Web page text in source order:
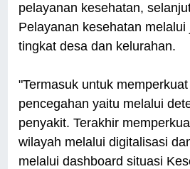
pelayanan kesehatan,
Pelayanan kesehatan
tingkat desa dan kelurahan.
"Termasuk untuk
pencegahan yaitu melalui
penyakit. Terakhir
wilayah melalui digitalisasi
melalui dashboard situasi